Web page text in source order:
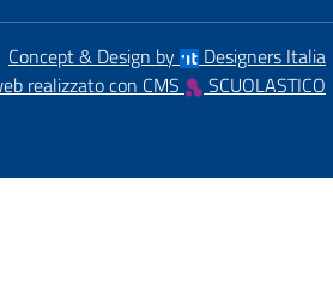
Concept & Design by
Designers Italia
realizzato con CMS
SCUOLASTICO